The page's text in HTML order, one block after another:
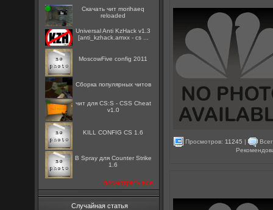
Скачать чит morihaeq
reloaded
Universal Anti KzHack v1.3
[anti_kzhack.amxx - cs ...
MoscowFive config 2011
Сборка популярных читов
чит для CS:S - CSS Cheat
v1.0
KILL CONFIG CS 1.6
B Spray для Counter Strike
1.6
посмотреть все
Случайная статья
Просмотров: 11245 |